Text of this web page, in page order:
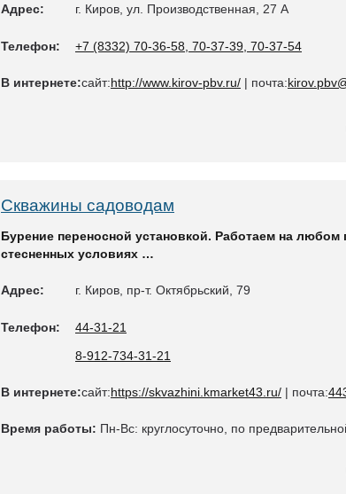
Адрес: г. Киров, ул. Производственная, 27 А
Телефон: +7 (8332) 70-36-58, 70-37-39, 70-37-54
В интернете:сайт:http://www.kirov-pbv.ru/ | почта:
Скважины садоводам
Бурение переносной установкой. Работаем на любом
стесненных условиях …
Адрес: г. Киров, пр-т. Октябрьский, 79
Телефон:
44-31-21
8-912-734-31-21
В интернете:сайт:https://skvazhini.kmarket43.ru/ | почта:
Время работы: Пн-Вс: круглосуточно, по